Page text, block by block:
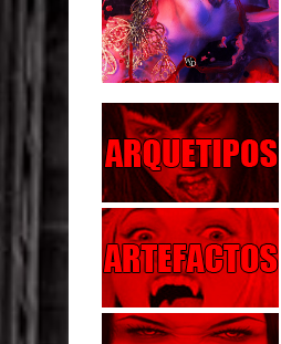
Parte 02: Los
Parte 01:
Parte 02: El
Parte 06:
Parte 05: Los
Parte 04: Oídos
Parte 03: La